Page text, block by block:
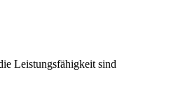
Leistungsfähigkeit sind